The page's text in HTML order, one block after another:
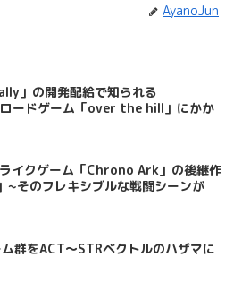
AyanoJun
」の開発配給で知られる
ードゲーム「over the hill」にかか
イクゲーム「Chrono Ark」の後継作
そのフレキシブルな戦闘シーンが
群をACT～STRベクトルのハザマに